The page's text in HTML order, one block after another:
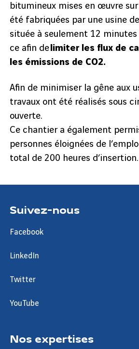
bitumineux mises en œuvre
été fabriquées par une usine
située à seulement 12
ce afin de limiter les flux de
les émissions de CO2.
Afin de minimiser la gêne aux
travaux ont été réalisés sous
ouverte.
Ce chantier a également
personnes éloignées de
total de 200 heures d’insertion.
Suivez-nous
Facebook
LinkedIn
Twitter
YouTube
Nos expertises